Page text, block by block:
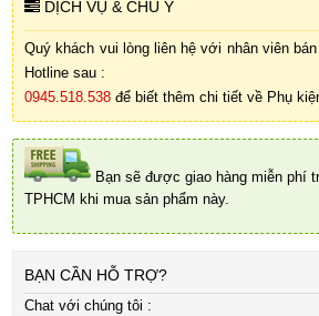
DỊCH VỤ & CHÚ Ý
Quý khách vui lòng liên hệ với nhân viên
Hotline sau :
0945.518.538 để biết thêm chi tiết về Phụ
Bạn sẽ được giao hàng miễn phí
TPHCM khi mua sản phẩm này.
BẠN CẦN HỖ TRỢ?
Chat với chúng tôi :